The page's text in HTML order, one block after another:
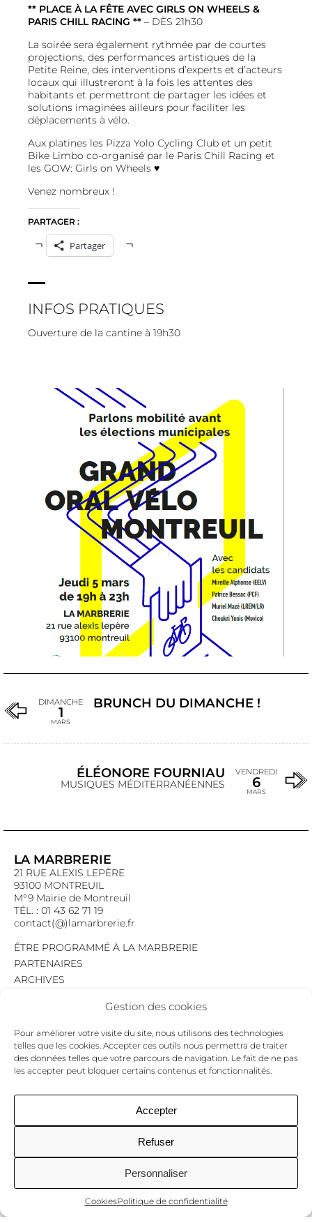
Gestion des cookies
Pour améliorer votre visite du site, nous utilisons des technologies
telles que les cookies. Accepter ces outils nous permettra de traiter
des données telles que votre parcours de navigation. Le fait de ne pas
les accepter peut bloquer certains contenus et fonctionnalités.
Accepter
Refuser
Personnaliser
CookiesPolitique de confidentialité
** PLACE À LA FÊTE AVEC GIRLS ON WHEELS &
PARIS CHILL RACING ** – DÈS 21h30
La soirée sera également rythmée par de courtes
projections, des performances artistiques de la
Petite Reine, des interventions d’experts et d’acteurs
locaux qui illustreront à la fois les attentes des
habitants et permettront de partager les idées et
solutions imaginées ailleurs pour faciliter les
déplacements à vélo.
Aux platines les Pizza Yolo Cycling Club et un petit
Bike Limbo co-organisé par le Paris Chill Racing et
les GOW: Girls on Wheels ♥
Venez nombreux !
PARTAGER :
Partager
INFOS PRATIQUES
Ouverture de la cantine à 19h30
DIMANCHE
1
MARS
BRUNCH DU DIMANCHE !
ÉLÉONORE FOURNIAU
MUSIQUES MÉDITERRANÉENNES
VENDREDI
6
MARS
LA MARBRERIE
21 RUE ALEXIS LEPÈRE
93100 MONTREUIL
M°9 Mairie de Montreuil
TÉL. : 01 43 62 71 19
contact(@)lamarbrerie.fr
ÊTRE PROGRAMMÉ À LA MARBRERIE
PARTENAIRES
ARCHIVES
MENTIONS LÉGALES
POLITIQUE DE CONFIDENTIALITÉ
COOKIES
NEWSLETTER
pour ne jamais passer à côté d’un événement.